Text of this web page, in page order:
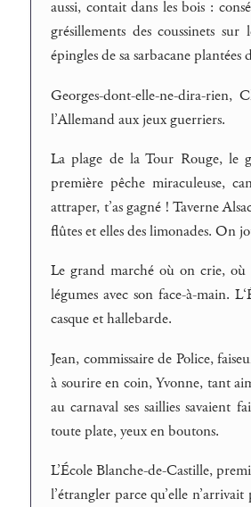
aussi, contait dans les bois :
grésillements des coussinets
épingles de sa sarbacane
Georges-dont-elle-ne-dira-rien,
l’Allemand aux jeux guerriers.
La plage de la Tour Rouge, le
première pêche miraculeuse,
attraper, t’as gagné ! Taverne
flûtes et elles des limonades. On
Le grand marché où on crie,
légumes avec son face-à-main.
casque et hallebarde.
Jean, commissaire de Police,
à sourire en coin, Yvonne, tant
au carnaval ses saillies
toute plate, yeux en boutons.
L’École Blanche-de-Castille,
l’étrangler parce qu’elle